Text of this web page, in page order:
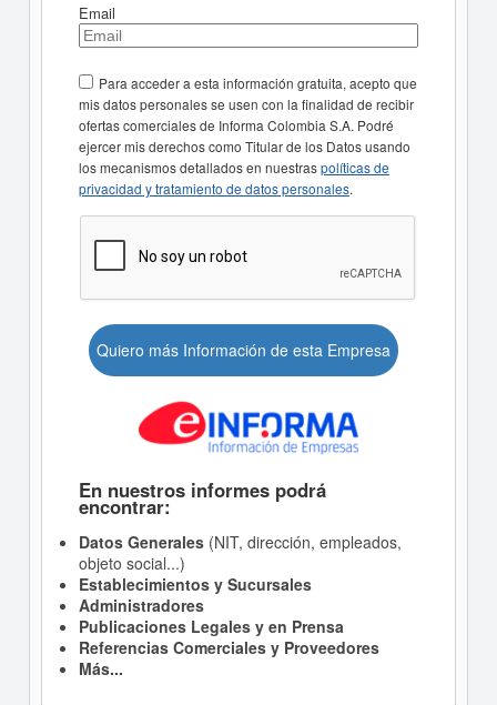
Email
Para acceder a esta información gratuita, acepto que
mis datos personales se usen con la finalidad de recibir
ofertas comerciales de Informa Colombia S.A. Podré
ejercer mis derechos como Titular de los Datos usando
los mecanismos detallados en nuestraspolíticas de
privacidad y tratamiento de datos personales.
Quiero más Información de esta Empresa
En nuestros informes podrá
encontrar:
Datos Generales(NIT, dirección, empleados,
objeto social...)
Establecimientos y Sucursales
Administradores
Publicaciones Legales y en Prensa
Referencias Comerciales y Proveedores
Más...